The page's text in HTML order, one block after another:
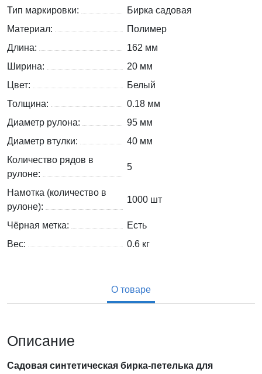
Тип маркировки:
Бирка садовая
Материал:
Полимер
Длина:
162 мм
Ширина:
20 мм
Цвет:
Белый
Толщина:
0.18 мм
Диаметр рулона:
95 мм
Диаметр втулки:
40 мм
Количество рядов в
рулоне:
5
Намотка (количество в
рулоне):
1000 шт
Чёрная метка:
Есть
Вес:
0.6 кг
О товаре
Описание
Садовая синтетическая бирка-петелька для